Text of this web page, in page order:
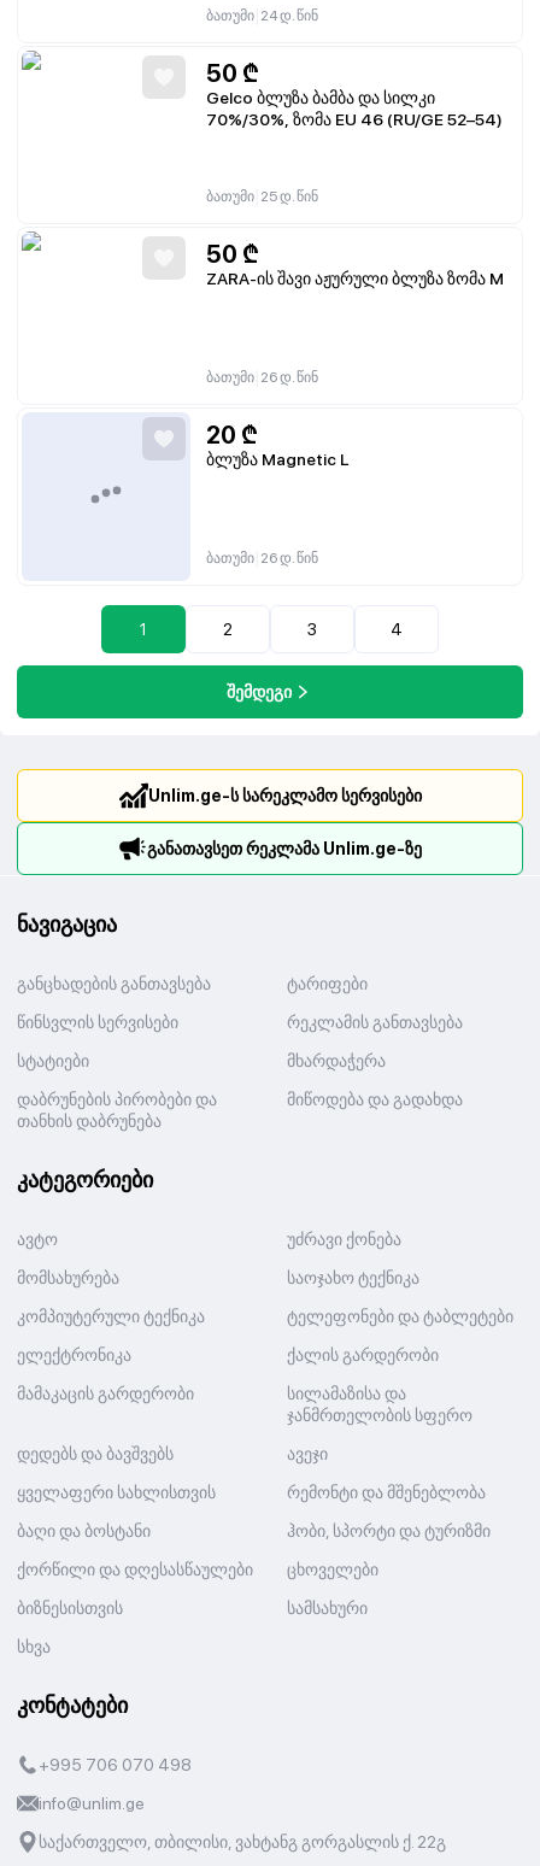
ბათუმი 24 დ. წინ
50 ₾
Gelco ბლუზა ბამბა და სილკი
70%/30%, ზომა EU 46 (RU/GE 52–54)
ბათუმი 25 დ. წინ
50 ₾
ZARA-ის შავი აჟურული ბლუზა ზომა M
ბათუმი 26 დ. წინ
20 ₾
ბლუზა Magnetic L
ბათუმი 26 დ. წინ
1 2 3 4
შემდეგი
Unlim.ge-ს სარეკლამო სერვისები
განათავსეთ რეკლამა Unlim.ge-ზე
ნავიგაცია
განცხადების განთავსება
ტარიფები
წინსვლის სერვისები
რეკლამის განთავსება
სტატიები
მხარდაჭერა
დაბრუნების პირობები და
თანხის დაბრუნება
მიწოდება და გადახდა
კატეგორიები
ავტო
უძრავი ქონება
მომსახურება
საოჯახო ტექნიკა
კომპიუტერული ტექნიკა
ტელეფონები და ტაბლეტები
ელექტრონიკა
ქალის გარდერობი
მამაკაცის გარდერობი
სილამაზისა და
ჯანმრთელობის სფერო
დედებს და ბავშვებს
ავეჯი
ყველაფერი სახლისთვის
რემონტი და მშენებლობა
ბაღი და ბოსტანი
ჰობი, სპორტი და ტურიზმი
ქორწილი და დღესასწაულები
ცხოველები
ბიზნესისთვის
სამსახური
სხვა
კონტატები
+995 706 070 498
info@unlim.ge
საქართველო, თბილისი, ვახტანგ გორგასლის ქ. 22გ